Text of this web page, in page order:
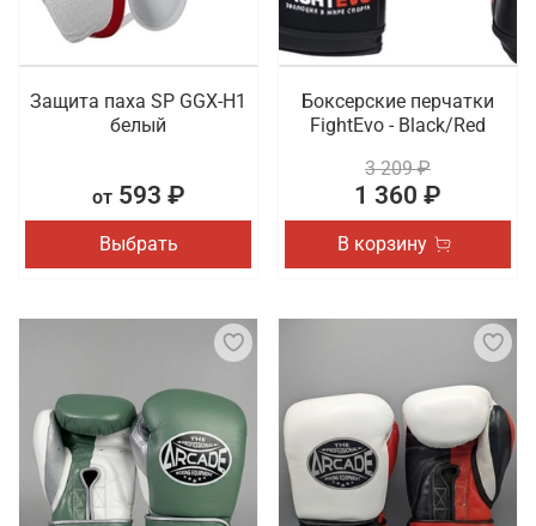
Защита паха SP GGX-H1
белый
от593 ₽
Выбрать
Боксерские перчатки
FightEvo - Black/Red
3 209 ₽
1 360 ₽
В корзину